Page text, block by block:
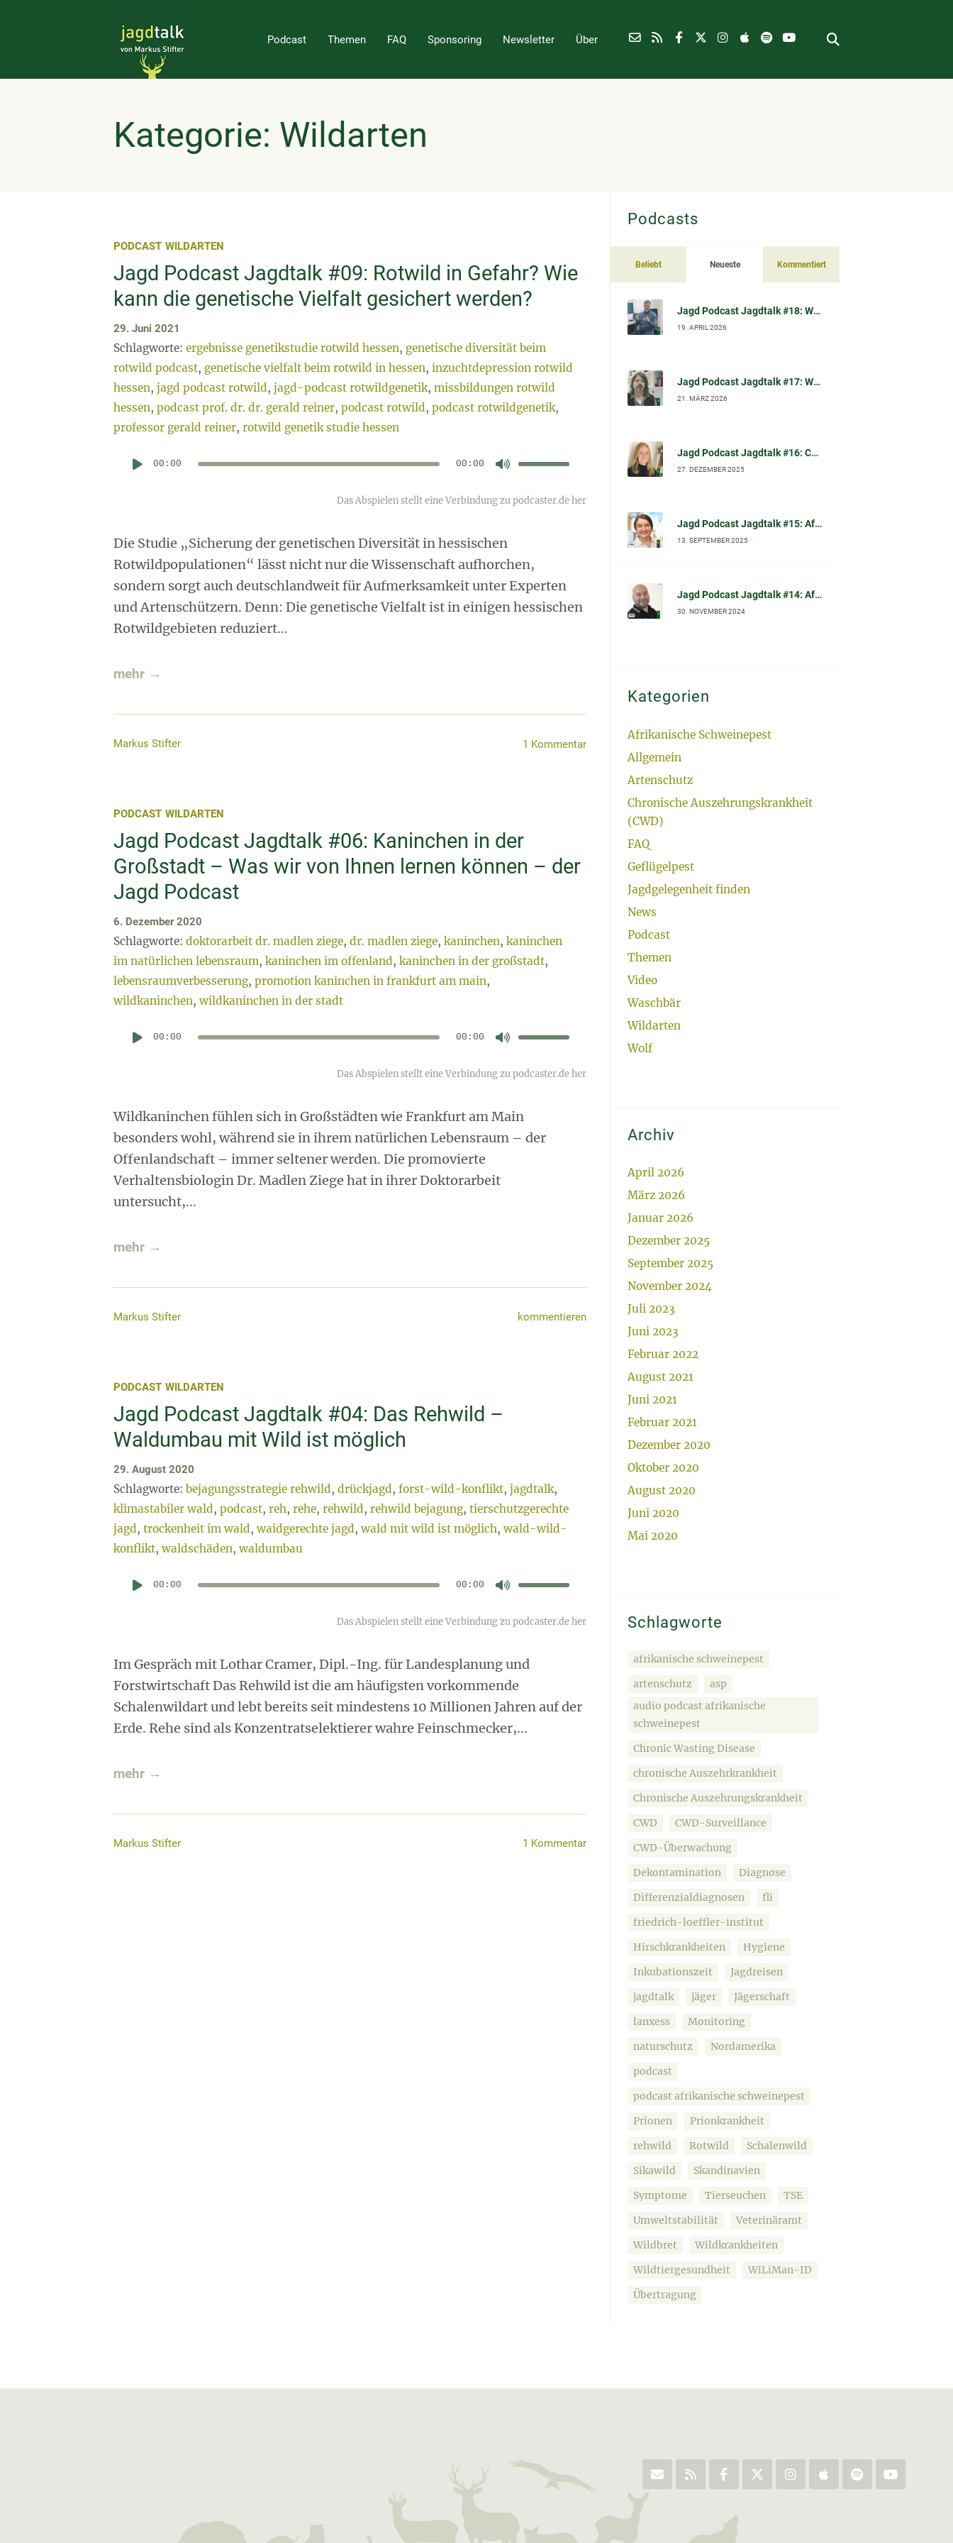
Podcast Themen FAQ Sponsoring Newsletter Über
Kategorie: Wildarten
PODCAST WILDARTEN
Jagd Podcast Jagdtalk #09: Rotwild in Gefahr? Wie
kann die genetische Vielfalt gesichert werden?
29. Juni 2021
Schlagworte: ergebnisse genetikstudie rotwild hessen, genetische diversität beim
rotwild podcast, genetische vielfalt beim rotwild in hessen, inzuchtdepression rotwild
hessen, jagd podcast rotwild, jagd-podcast rotwildgenetik, missbildungen rotwild
hessen, podcast prof. dr. dr. gerald reiner, podcast rotwild, podcast rotwildgenetik,
professor gerald reiner, rotwild genetik studie hessen
Audio-
00:00 00:00
benutzen,
zu
Die Studie „Sicherung der genetischen Diversität in hessischen
Rotwildpopulationen“ lässt nicht nur die Wissenschaft aufhorchen,
sondern sorgt auch deutschlandweit für Aufmerksamkeit unter Experten
und Artenschützern. Denn: Die genetische Vielfalt ist in einigen hessischen
Rotwildgebieten reduziert...
mehr →
1 Kommentar
Markus Stifter
PODCAST WILDARTEN
Jagd Podcast Jagdtalk #06: Kaninchen in der
Großstadt – Was wir von Ihnen lernen können – der
Jagd Podcast
6. Dezember 2020
Schlagworte: doktorarbeit dr. madlen ziege, dr. madlen ziege, kaninchen, kaninchen
im natürlichen lebensraum, kaninchen im offenland, kaninchen in der großstadt,
lebensraumverbesserung, promotion kaninchen in frankfurt am main,
wildkaninchen, wildkaninchen in der stadt
Audio-
00:00 00:00
benutzen,
zu
Wildkaninchen fühlen sich in Großstädten wie Frankfurt am Main
besonders wohl, während sie in ihrem natürlichen Lebensraum – der
Offenlandschaft – immer seltener werden. Die promovierte
Verhaltensbiologin Dr. Madlen Ziege hat in ihrer Doktorarbeit
untersucht,...
mehr →
kommentieren
Markus Stifter
PODCAST WILDARTEN
Jagd Podcast Jagdtalk #04: Das Rehwild –
Waldumbau mit Wild ist möglich
29. August 2020
Schlagworte: bejagungsstrategie rehwild, drückjagd, forst-wild-konflikt, jagdtalk,
klimastabiler wald, podcast, reh, rehe, rehwild, rehwild bejagung, tierschutzgerechte
jagd, trockenheit im wald, waidgerechte jagd, wald mit wild ist möglich, wald-wild-
konflikt, waldschäden, waldumbau
00:00 00:00
benutzen,
zu
Im Gespräch mit Lothar Cramer, Dipl.-Ing. für Landesplanung und
Forstwirtschaft Das Rehwild ist die am häufigsten vorkommende
Schalenwildart und lebt bereits seit mindestens 10 Millionen Jahren auf der
Erde. Rehe sind als Konzentratselektierer wahre Feinschmecker,...
mehr →
1 Kommentar
Markus Stifter
Podcasts
Beliebt Neueste Kommentiert
Jagd Podcast Jagdtalk #18: Waschbär-Spulwurm (Baylisascaris procyonis) – Übertragung, Risiko, Vorsorge & Datenlage (im Gespräch mit Prof. Dr. Sven Klimpel)
19. APRIL 2026
Jagd Podcast Jagdtalk #17: Waschbär-Sterilisation in Kassel – wissenschaftliche Einordnung, Tierschutzfragen & Waschbär-Mythen (im Gespräch mit Dr. Norbert Peter)
21. MÄRZ 2026
Jagd Podcast Jagdtalk #16: Chronic Wasting Disease (CWD): Chronische Auszehrungskrankheit beim Schalenwild – Fakten, Symptome, Diagnose und was Jäger jetzt wissen sollten
27. DEZEMBER 2025
Jagd Podcast Jagdtalk #15: Afrikanische Schweinepest (ASP): Prof. Dr. Carola Sauter-Louis (FLI) im Gespräch
13. SEPTEMBER 2025
Jagd Podcast Jagdtalk #14: Afrikanische Schweinepest (ASP): Biosicherheit und effektive Desinfektion
30. NOVEMBER 2024
Kategorien
Afrikanische Schweinepest
Allgemein
Artenschutz
Chronische Auszehrungskrankheit
(CWD)
FAQ
Geflügelpest
Jagdgelegenheit finden
News
Podcast
Themen
Video
Waschbär
Wildarten
Wolf
Archiv
April 2026
März 2026
Januar 2026
Dezember 2025
September 2025
November 2024
Juli 2023
Juni 2023
Februar 2022
August 2021
Juni 2021
Februar 2021
Dezember 2020
Oktober 2020
August 2020
Juni 2020
Mai 2020
Schlagworte
afrikanische schweinepest
artenschutz
asp
audio podcast afrikanische
schweinepest
Chronic Wasting Disease
chronische Auszehrkrankheit
Chronische Auszehrungskrankheit
CWD
CWD-Surveillance
CWD-Überwachung
Dekontamination
Diagnose
Differenzialdiagnosen
fli
friedrich-loeffler-institut
Hirschkrankheiten
Hygiene
Inkubationszeit
Jagdreisen
jagdtalk
jäger
Jägerschaft
lanxess
Monitoring
naturschutz
Nordamerika
podcast
podcast afrikanische schweinepest
Prionen
Prionkrankheit
rehwild
Rotwild
Schalenwild
Sikawild
Skandinavien
Symptome
Tierseuchen
TSE
Umweltstabilität
Veterinäramt
Wildbret
Wildkrankheiten
Wildtiergesundheit
WiLiMan-ID
Übertragung